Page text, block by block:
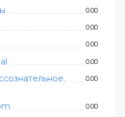
0.00
0.00
0.00
0.00
0.00
0.00